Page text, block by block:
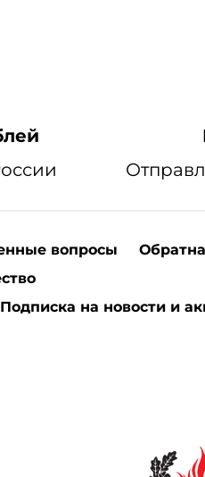
вопросы
Подписка на новости и